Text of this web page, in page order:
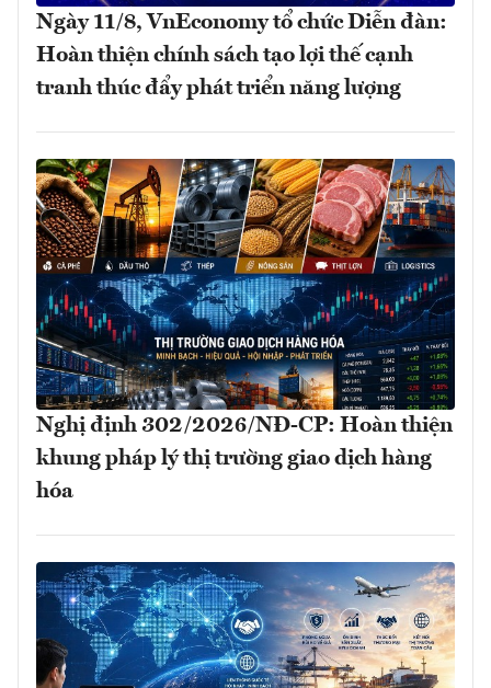
Ngày 11/8, VnEconomy tổ chức Diễn đàn:
Hoàn thiện chính sách tạo lợi thế cạnh
tranh thúc đẩy phát triển năng lượng
Nghị định 302/2026/NĐ-CP: Hoàn thiện
khung pháp lý thị trường giao dịch hàng
hóa